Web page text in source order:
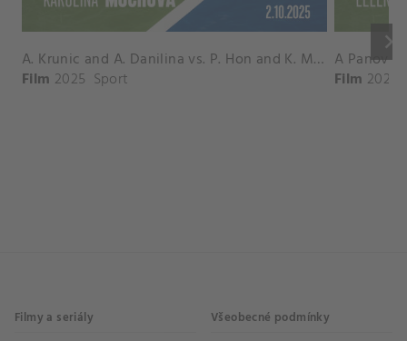
keyboard_arrow_right
A. Krunic and A. Danilina vs. P. Hon and K. Muchova Match Highlights - BEIJING_Capital Group Diamond ( October 02, 2025)
Film 2025 Sport Film 2026
Filmy a seriály Všeobecné podmínky